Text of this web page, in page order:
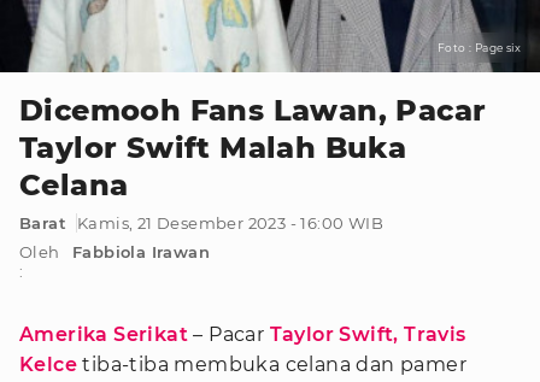
Foto : Page six
Dicemooh Fans Lawan, Pacar
Taylor Swift Malah Buka
Celana
Barat
Kamis, 21 Desember 2023 - 16:00 WIB
Oleh
:
Fabbiola Irawan
Amerika Serikat – Pacar Taylor Swift, Travis
Kelce tiba-tiba membuka celana dan pamer